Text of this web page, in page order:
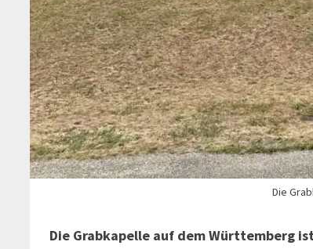
Die
Die Grabkapelle auf dem Württemberg